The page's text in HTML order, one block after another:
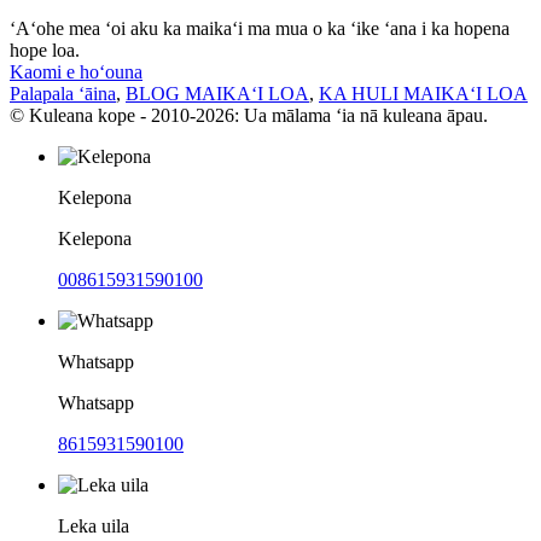
ʻAʻohe mea ʻoi aku ka maikaʻi ma mua o ka ʻike ʻana i ka hopena
hope loa.
Kaomi e hoʻouna
Palapala ʻāina, BLOG MAIKAʻI LOA, KA HULI MAIKAʻI LOA
© Kuleana kope - 2010-2026: Ua mālama ʻia nā kuleana āpau.
Kelepona
Kelepona
008615931590100
Whatsapp
Whatsapp
8615931590100
Leka uila